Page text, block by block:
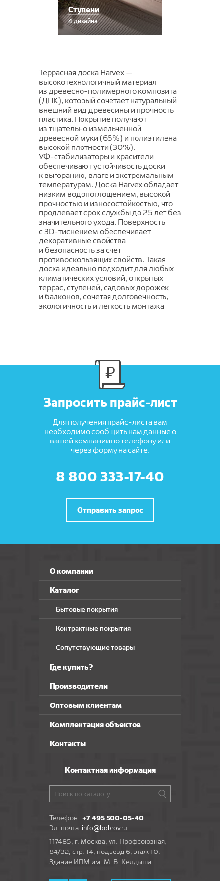
Ступени
4 дизайна
Террасная доска Harvex —
высокотехнологичный материал
из древесно-полимерного композита
(ДПК), который сочетает натуральный
внешний вид древесины и прочность
пластика. Покрытие получают
из тщательно измельченной
древесной муки (65%) и полиэтилена
высокой плотности (30%).
УФ-стабилизаторы и красители
обеспечивают устойчивость доски
к выгоранию, влаге и экстремальным
температурам. Доска Harvex обладает
низким водопоглощением, высокой
прочностью и износостойкостью, что
продлевает срок службы до 25 лет без
значительного ухода. Поверхность
с 3D-тиснением обеспечивает
декоративные свойства
и безопасность за счет
противоскользящих свойств. Такая
доска идеально подходит для любых
климатических условий, открытых
террас, ступеней, садовых дорожек
и балконов, сочетая долговечность,
экологичность и легкость монтажа.
Запросить прайс-лист
Для получения прайс-листа вам
необходимо сообщить нам данные о
вашей компании по телефону или
через форму на сайте.
8 800 333-17-40
Отправить запрос
О компании
Каталог
Бытовые покрытия
Контрактные покрытия
Сопутствующие товары
Где купить?
Производители
Оптовым клиентам
Комплектация объектов
Контакты
Контактная информация
Телефон: +7 495 500-05-40
Эл. почта: info@bobrov.ru
117485, г. Москва, ул. Профсоюзная,
84/32, стр. 14, подъезд 6, этаж 10.
Здание ИПМ им. М. В. Келдыша